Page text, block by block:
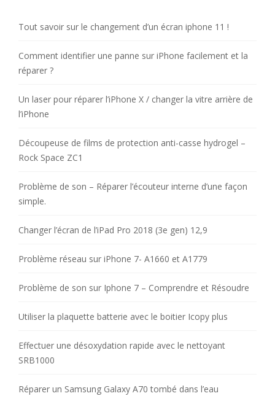
Tout savoir sur le changement d’un écran iphone 11 !
Comment identifier une panne sur iPhone facilement et la
réparer ?
Un laser pour réparer l’iPhone X / changer la vitre arrière de
l’iPhone
Découpeuse de films de protection anti-casse hydrogel –
Rock Space ZC1
Problème de son – Réparer l’écouteur interne d’une façon
simple.
Changer l’écran de l’iPad Pro 2018 (3e gen) 12,9
Problème réseau sur iPhone 7- A1660 et A1779
Problème de son sur Iphone 7 – Comprendre et Résoudre
Utiliser la plaquette batterie avec le boitier Icopy plus
Effectuer une désoxydation rapide avec le nettoyant
SRB1000
Réparer un Samsung Galaxy A70 tombé dans l’eau